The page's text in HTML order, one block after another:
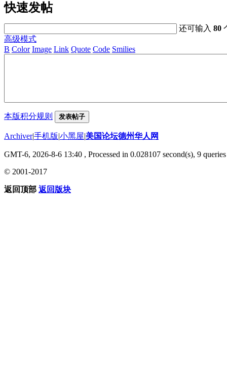
快速发帖
还可输入80
高级模式
B Color Image Link Quote Code Smilies
本版积分规则 发表帖子
Archiver|手机版|小黑屋|美国论坛德州华人网
GMT-6, 2026-8-6 13:40 , Processed in 0.028107 second(s), 9
© 2001-2017
返回顶部 返回版块